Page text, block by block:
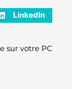
LinkedIn
sur votre PC